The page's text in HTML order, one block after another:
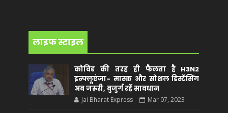
लाइफ स्टाइल
कोविड की तरह ही फैलता है H3N2
इन्फ्लूएंजा- मास्क और सोशल डिस्टेंसिंग
अब जरूरी, बुजुर्ग रहें सावधान
Jai Bharat Express Mar 07, 2023